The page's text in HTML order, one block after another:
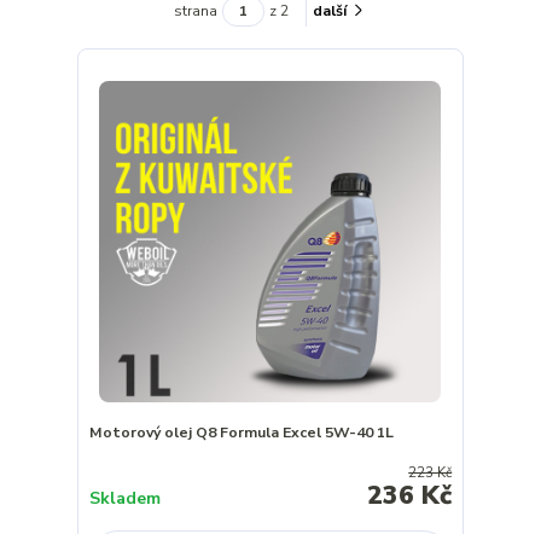
strana z 2 další
Motorový olej Q8 Formula Excel 5W-40 1L
223 Kč
236 Kč
Skladem